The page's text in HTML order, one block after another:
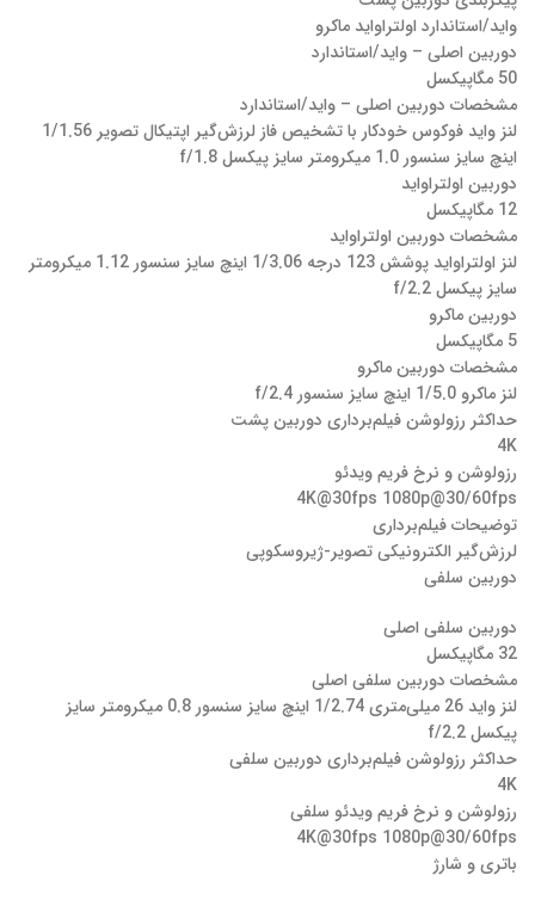
واید/استاندارد اولتراواید ماکرو
دوربین اصلی – واید/استاندارد
50 مگاپیکسل
مشخصات دوربین اصلی – واید/استاندارد
لنز واید فوکوس خودکار با تشخیص فاز لرزش‌گیر اپتیکال تصویر 1/1.56
اینچ سایز سنسور 1.0 میکرومتر سایز پیکسل f/1.8
دوربین اولتراواید
12 مگاپیکسل
مشخصات دوربین اولتراواید
لنز اولتراواید پوشش 123 درجه 1/3.06 اینچ سایز سنسور 1.12 میکرومتر
سایز پیکسل f/2.2
دوربین ماکرو
5 مگاپیکسل
مشخصات دوربین ماکرو
لنز ماکرو 1/5.0 اینچ سایز سنسور f/2.4
حداکثر رزولوشن فیلم‌برداری دوربین‌ پشت
4K
رزولوشن و نرخ فریم ویدئو
4K@30fps 1080p@30/60fps
توضیحات فیلم‌برداری
لرزش‌گیر الکترونیکی تصویر-ژیروسکوپی
دوربین سلفی
دوربین سلفی اصلی
32 مگاپیکسل
مشخصات دوربین سلفی اصلی
لنز واید 26 میلی‌متری 1/2.74 اینچ سایز سنسور 0.8 میکرومتر سایز
پیکسل f/2.2
حداکثر رزولوشن فیلم‌برداری دوربین‌ سلفی
4K
رزولوشن و نرخ فریم ویدئو سلفی
4K@30fps 1080p@30/60fps
باتری و شارژ